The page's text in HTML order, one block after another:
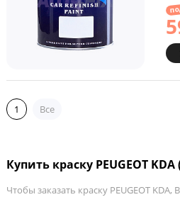
1 Все
Купить краску PEUGEOT
Чтобы заказать краску PEUGEOT